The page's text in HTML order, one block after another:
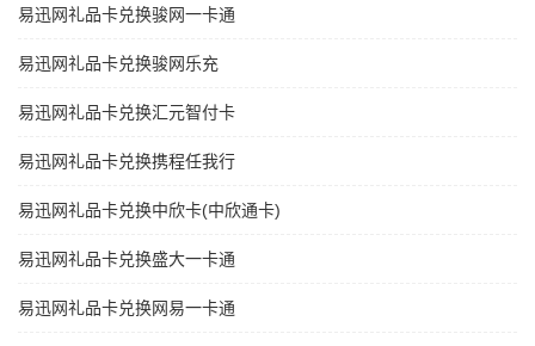
易迅网礼品卡兑换骏网一卡通
易迅网礼品卡兑换骏网乐充
易迅网礼品卡兑换汇元智付卡
易迅网礼品卡兑换携程任我行
易迅网礼品卡兑换中欣卡(中欣通卡)
易迅网礼品卡兑换盛大一卡通
易迅网礼品卡兑换网易一卡通